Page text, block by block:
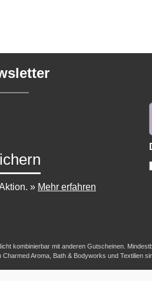
» Mehr erfahren
kombinierbar mit anderen Gutscheinen.
Aroma, Bath & Bodyworks und Textilien